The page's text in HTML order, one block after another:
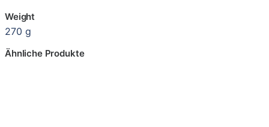
Weight
270 g
Ähnliche Produkte